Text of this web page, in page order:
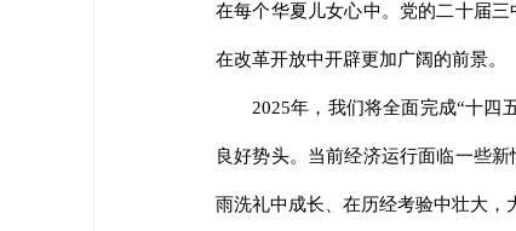
在每个华夏儿女心中。党的二十届
在改革开放中开辟更加广阔的前景。
2025年，我们将全面完成“十四
良好势头。当前经济运行面临一些
雨洗礼中成长、在历经考验中壮大，